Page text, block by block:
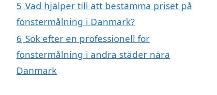
5 Vad hjälper till att bestämma priset på
fönstermålning i Danmark?
6 Sök efter en professionell för
fönstermålning i andra städer nära
Danmark